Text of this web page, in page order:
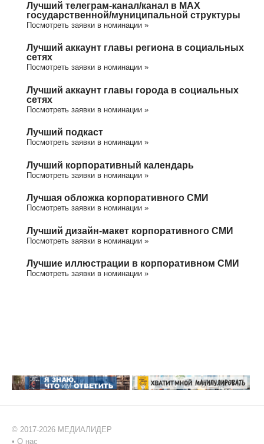
Лучший телеграм-канал/канал в МАХ
государственной/муниципальной структуры
Посмотреть заявки в номинации »
Лучший аккаунт главы региона в социальных
сетях
Посмотреть заявки в номинации »
Лучший аккаунт главы города в социальных
сетях
Посмотреть заявки в номинации »
Лучший подкаст
Посмотреть заявки в номинации »
Лучший корпоративный календарь
Посмотреть заявки в номинации »
Лучшая обложка корпоративного СМИ
Посмотреть заявки в номинации »
Лучший дизайн-макет корпоративного СМИ
Посмотреть заявки в номинации »
Лучшие иллюстрации в корпоративном СМИ
Посмотреть заявки в номинации »
© 2017-2026 МЕДИАЛИДЕР
• О нас